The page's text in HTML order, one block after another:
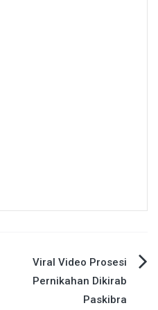
Viral Video Prosesi
Pernikahan Dikirab
Paskibra